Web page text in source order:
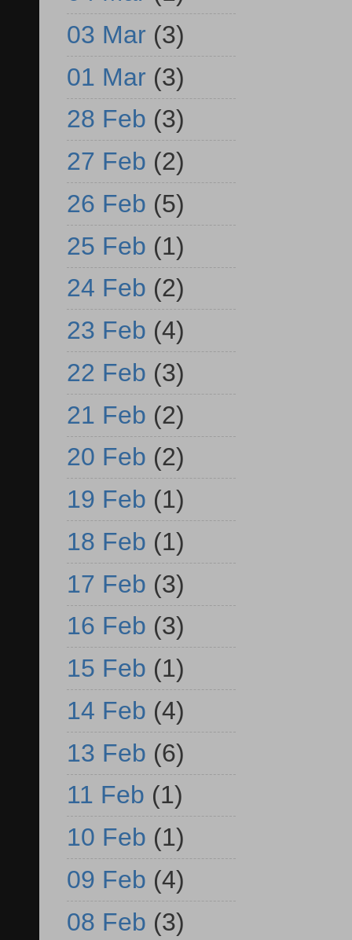
03 Mar (3)
01 Mar (3)
28 Feb (3)
27 Feb (2)
26 Feb (5)
25 Feb (1)
24 Feb (2)
23 Feb (4)
22 Feb (3)
21 Feb (2)
20 Feb (2)
19 Feb (1)
18 Feb (1)
17 Feb (3)
16 Feb (3)
15 Feb (1)
14 Feb (4)
13 Feb (6)
11 Feb (1)
10 Feb (1)
09 Feb (4)
08 Feb (3)